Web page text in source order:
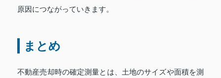
原因につながっていきます。
まとめ
不動産売却時の確定測量とは、土地のサイズや面積を測